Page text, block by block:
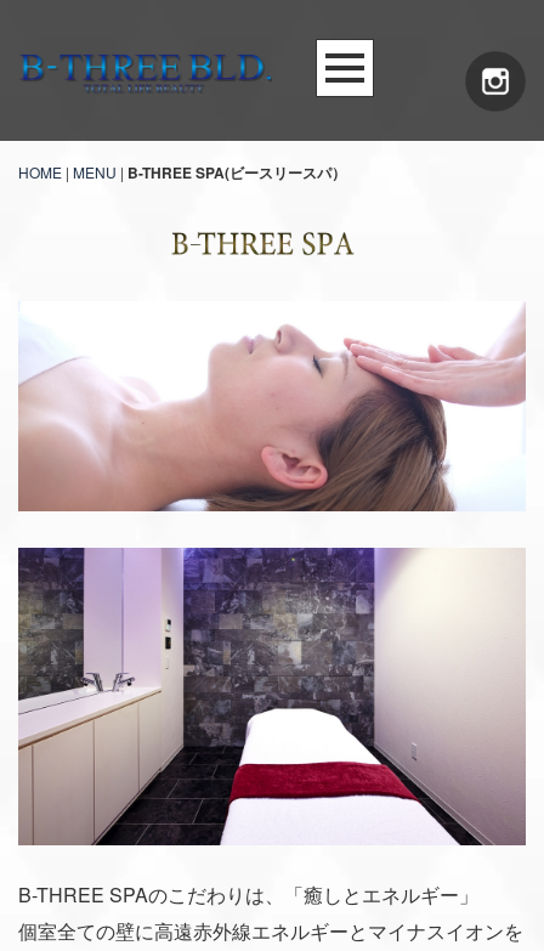
HOME | MENU | B-THREE SPA(ビースリースパ）
B-THREE SPAのこだわりは、「癒しとエネルギー」
個室全ての壁に高遠赤外線エネルギーとマイナスイオンを